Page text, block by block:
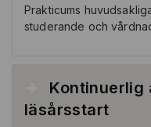
Prakticums
studerande och
Kontinuerlig
läsårsstart